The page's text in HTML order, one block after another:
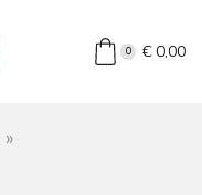
0 €0,00
»